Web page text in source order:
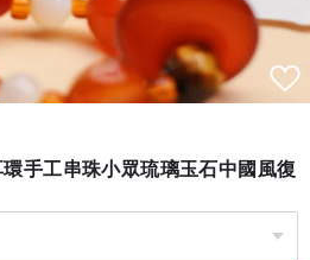
手工串珠小眾琉璃玉石中國風復